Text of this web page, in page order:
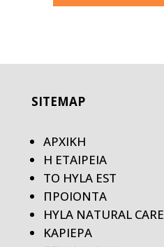
SITEMAP
ΑΡΧΙΚΗ
Η ΕΤΑΙΡΕΙΑ
ΤΟ HYLA EST
ΠΡΟΙΟΝΤΑ
HYLA NATURAL CARE
ΚΑΡΙΕΡΑ